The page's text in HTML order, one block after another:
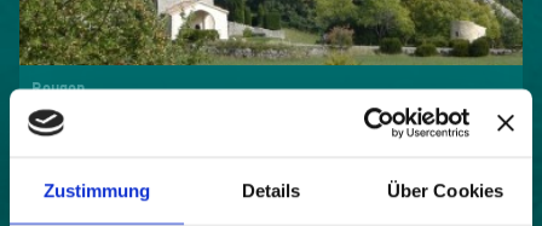
Zustimmung Details Über Cookies
Rougon
Karte